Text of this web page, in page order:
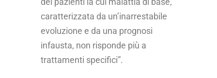
caratterizzata da un’inarrestabile
evoluzione e da una prognosi
infausta, non risponde più a
trattamenti specifici”.